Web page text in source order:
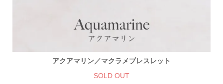
アクアマリン／マクラメブレスレット
SOLD OUT